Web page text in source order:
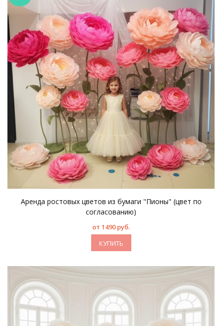
Аренда ростовых цветов из бумаги "Пионы" (цвет по
согласованию)
от 1490 руб.
КУПИТЬ